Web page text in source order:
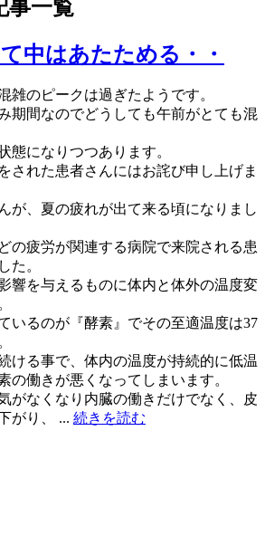
事一覧
中はあたためる・・
雑のピークは過ぎたようです。
期間なのでどうしても午前がとても混
態になりつつあります。
された患者さんにはお詫び申し上げま
が、夏の疲れが出て来る頃になりまし
の疲労が関連する病院で来院される患
た。
響を与えるものに体内と体外の温度変
いるのが『酵素』でその至適温度は37
ける事で、体内の温度が持続的に低温
の働きが悪くなってしまいます。
がなくなり内臓の働きだけでなく、皮
がり、 ... 続きを読む